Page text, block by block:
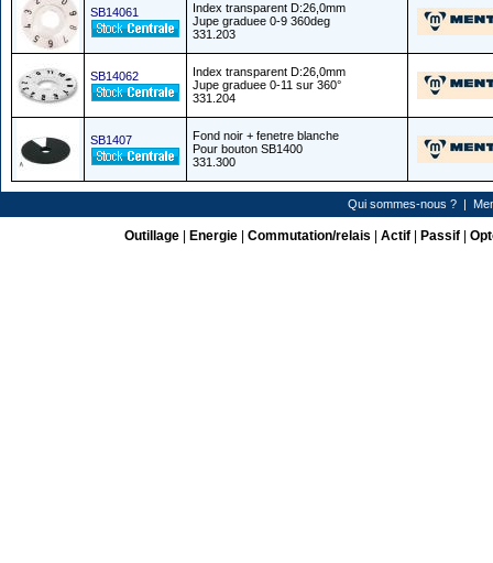
SB14061
Index transparent D:26,0mm
Jupe graduee 0-9 360deg
331.203
SB14062
Index transparent D:26,0mm
Jupe graduee 0-11 sur 360°
331.204
SB1407
Fond noir + fenetre blanche
Pour bouton SB1400
331.300
Qui sommes-nous ?|
Outillage| Energie| Commutation/relais Actif| Passif|